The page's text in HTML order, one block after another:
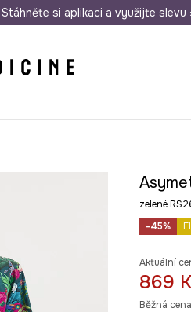
Odeslání i do 24 hodin 30
si aplikaci a využijte slevu
zelené
-45%
Aktuální
869
Běžná